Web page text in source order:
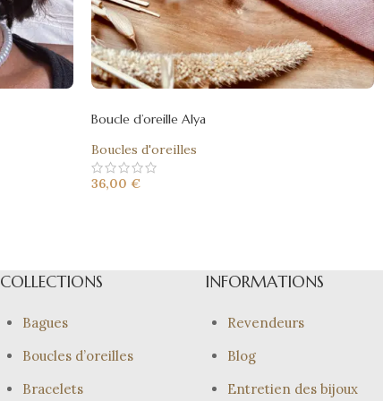
Boucle d’oreille Alya
Boucles d'oreilles
36,00 €
COLLECTIONS
Bagues
Boucles d’oreilles
Bracelets
INFORMATIONS
Revendeurs
Blog
Entretien des bijoux